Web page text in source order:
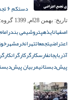
دستکم ۶ تجمع اعتراضی برگزار شد
تاریخ: بهمن 28ام, 1399 گروه:
اصفهانایذهپتروشیمی
اعتراضیتجمعاتتهرانخرمشهر
آذربایجانفارسکارگرکارگران
پیش‌دبستانیمربیان